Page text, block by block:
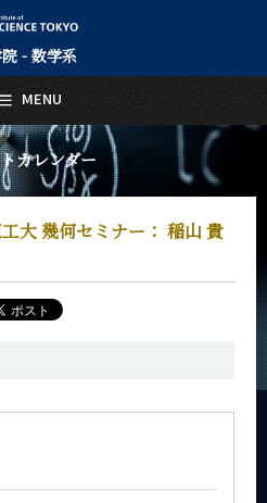
- 数学系
カレンダー
大 幾何セミナー： 稲山 貴
MENU
English